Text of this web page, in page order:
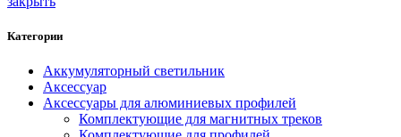
Категории
Аккумуляторный светильник
Аксессуар
Аксессуары для алюминиевых профилей
Комплектующие для магнитных треков